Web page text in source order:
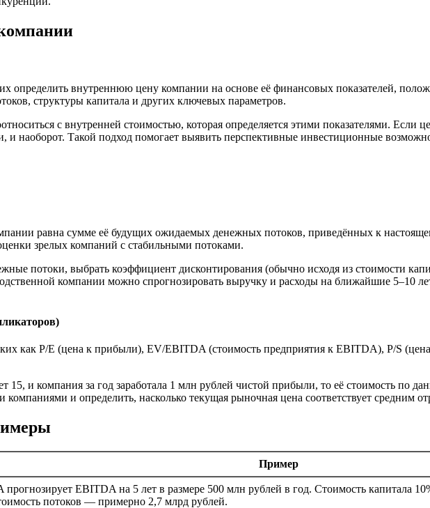
внутреннюю цену компании на основе её финансовых показателей,
структуры капитала и других ключевых параметров.
с внутренней стоимостью, которая определяется этими показателями. Если
наоборот. Такой подход помогает выявить перспективные инвестиционные
равна сумме её будущих ожидаемых денежных потоков, приведённых к
зрелых компаний с стабильными потоками.
потоки, выбрать коэффициент дисконтирования (обычно исходя из стоимости
компании можно спрогнозировать выручку и расходы на ближайшие 5–10
как P/E (цена к прибыли), EV/EBITDA (стоимость предприятия к EBITDA), P/S
15, и компания за год заработала 1 млн рублей чистой прибыли, то её стоимость по
и определить, насколько текущая рыночная цена соответствует средним
Пример
прогнозирует EBITDA на 5 лет в размере 500 млн рублей в год. Стоимость капитала
потоков — примерно 2,7 млрд рублей.